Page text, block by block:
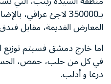
بـ350000 لاجئ
المعارض القديمة، مقابل فندق
اما خارج دمشق فسيتم توزيع
في كل من حلب، حمص،
درعا و أدلب.